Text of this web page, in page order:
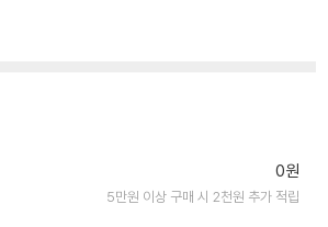
0원
5만원 이상 구매 시 2천원 추가 적립